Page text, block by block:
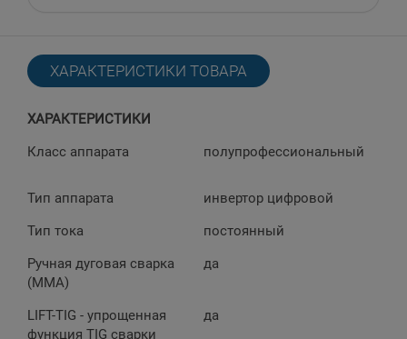
ХАРАКТЕРИСТИКИ ТОВАРА
ХАРАКТЕРИСТИКИ
Класс аппарата
полупрофессиональный
Тип аппарата
инвертор цифровой
Тип тока
постоянный
Ручная дуговая сварка
(MMA)
да
LIFT-TIG - упрощенная
функция TIG сварки
да